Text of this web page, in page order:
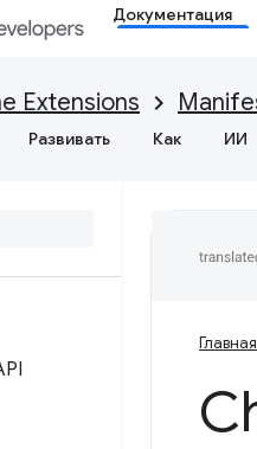
Документация
Extensions
Развивать Как ИИ
Главная